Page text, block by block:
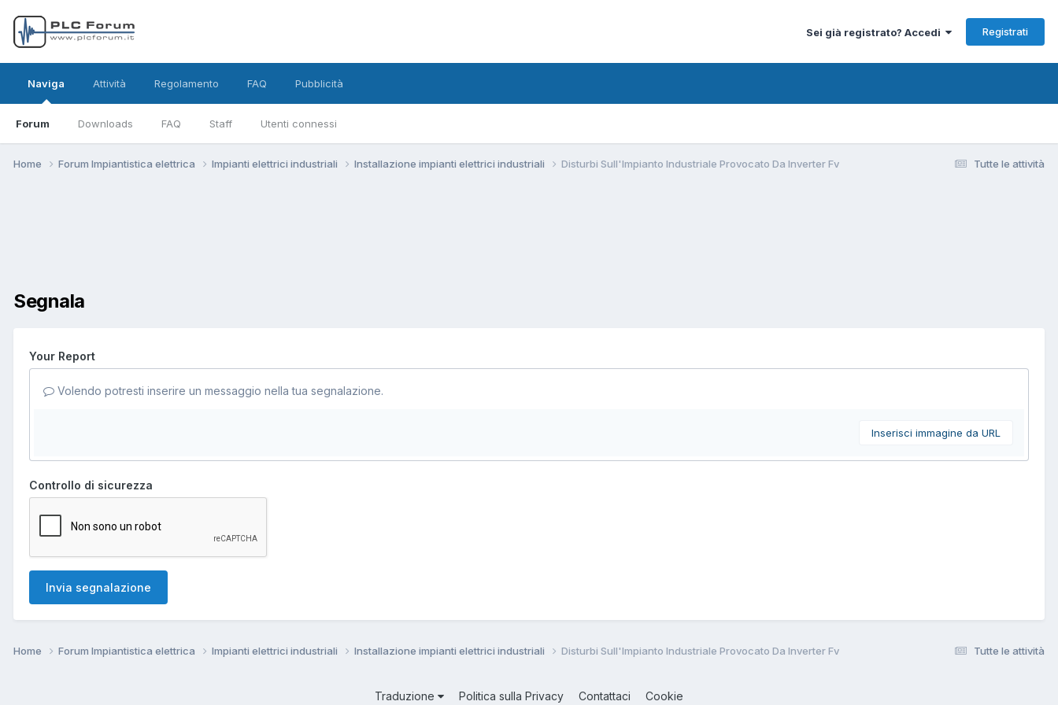
Sei già registrato? Accedi Registrati
Naviga
Forum Downloads FAQ Staff Utenti connessi
Attività Regolamento FAQ Pubblicità
Tutte le attività
Home Forum Impiantistica elettrica Impianti elettrici industriali Installazione impianti elettrici industriali Disturbi Sull'Impianto Industriale Provocato Da Inverter Fv
Segnala
Your Report
Volendo potresti inserire un messaggio nella tua segnalazione.
Inserisci immagine da URL
Controllo di sicurezza
Invia segnalazione
Tutte le attività
Home Forum Impiantistica elettrica Impianti elettrici industriali Installazione impianti elettrici industriali Disturbi Sull'Impianto Industriale Provocato Da Inverter Fv
Traduzione Politica sulla Privacy Contattaci Cookie